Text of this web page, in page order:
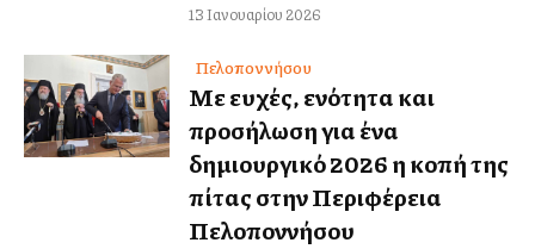
13 Ιανουαρίου 2026
Πελοποννήσου
Με ευχές, ενότητα και
προσήλωση για ένα
δημιουργικό 2026 η κοπή της
πίτας στην Περιφέρεια
Πελοποννήσου